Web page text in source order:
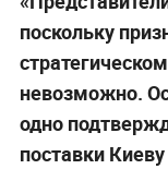
поскольку
невозможно.
одно
поставки